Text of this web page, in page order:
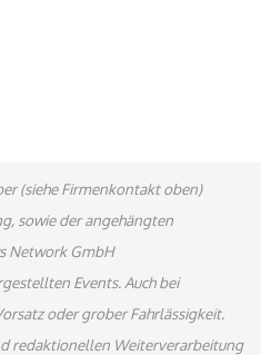
(siehe Firmenkontakt oben)
sowie der angehängten
Network GmbH
Events. Auch bei
oder grober Fahrlässigkeit.
redaktionellen Weiterverarbeitung